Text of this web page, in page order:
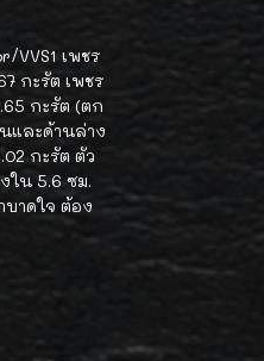
VVS1 เพชร
กะรัต เพชร
กะรัต (ตก
และด้านล่าง
กะรัต ตัว
ใน 5.6 ซม.
บาดใจ ต้อง